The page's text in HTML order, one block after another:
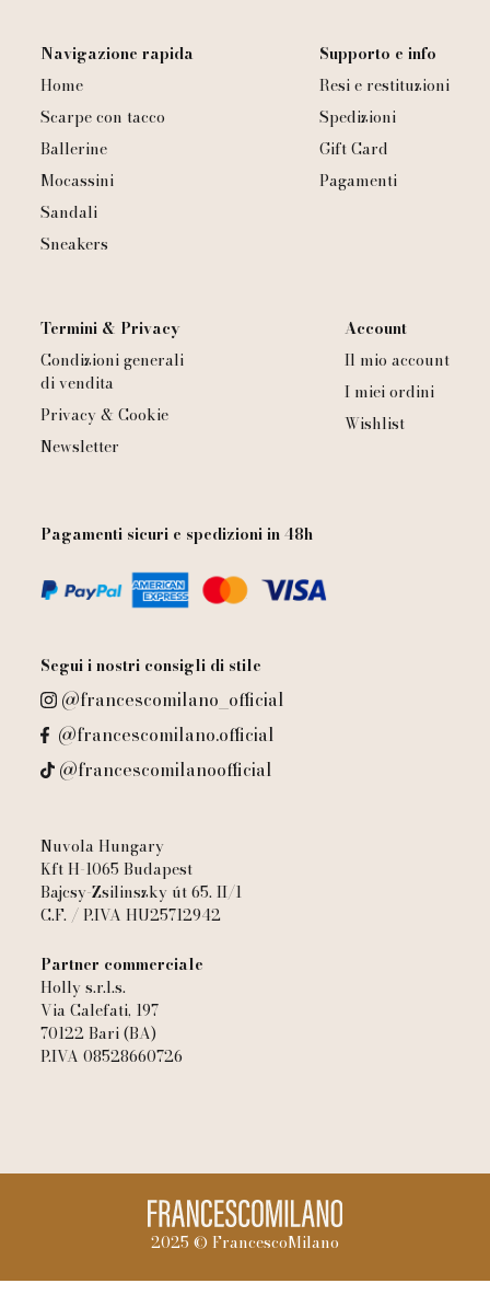
Nuvola Hungary
Kft H-1065 Budapest
Bajcsy-Zsilinszky út 65. II/1
C.F. / P.IVA HU25712942
Partner commerciale
Holly s.r.l.s.
Via Calefati, 197
70122 Bari (BA)
P.IVA 08528660726
Navigazione rapida
Home
Scarpe con tacco
Ballerine
Mocassini
Sandali
Sneakers
Supporto e info
Resi e restituzioni
Spedizioni
Gift Card
Pagamenti
Termini & Privacy
Condizioni generali
di vendita
Privacy & Cookie
Newsletter
Account
Il mio account
I miei ordini
Wishlist
Pagamenti sicuri e spedizioni in 48h
Segui i nostri consigli di stile
@francescomilano_official
@francescomilano.official
@francescomilanoofficial
2025 © FrancescoMilano